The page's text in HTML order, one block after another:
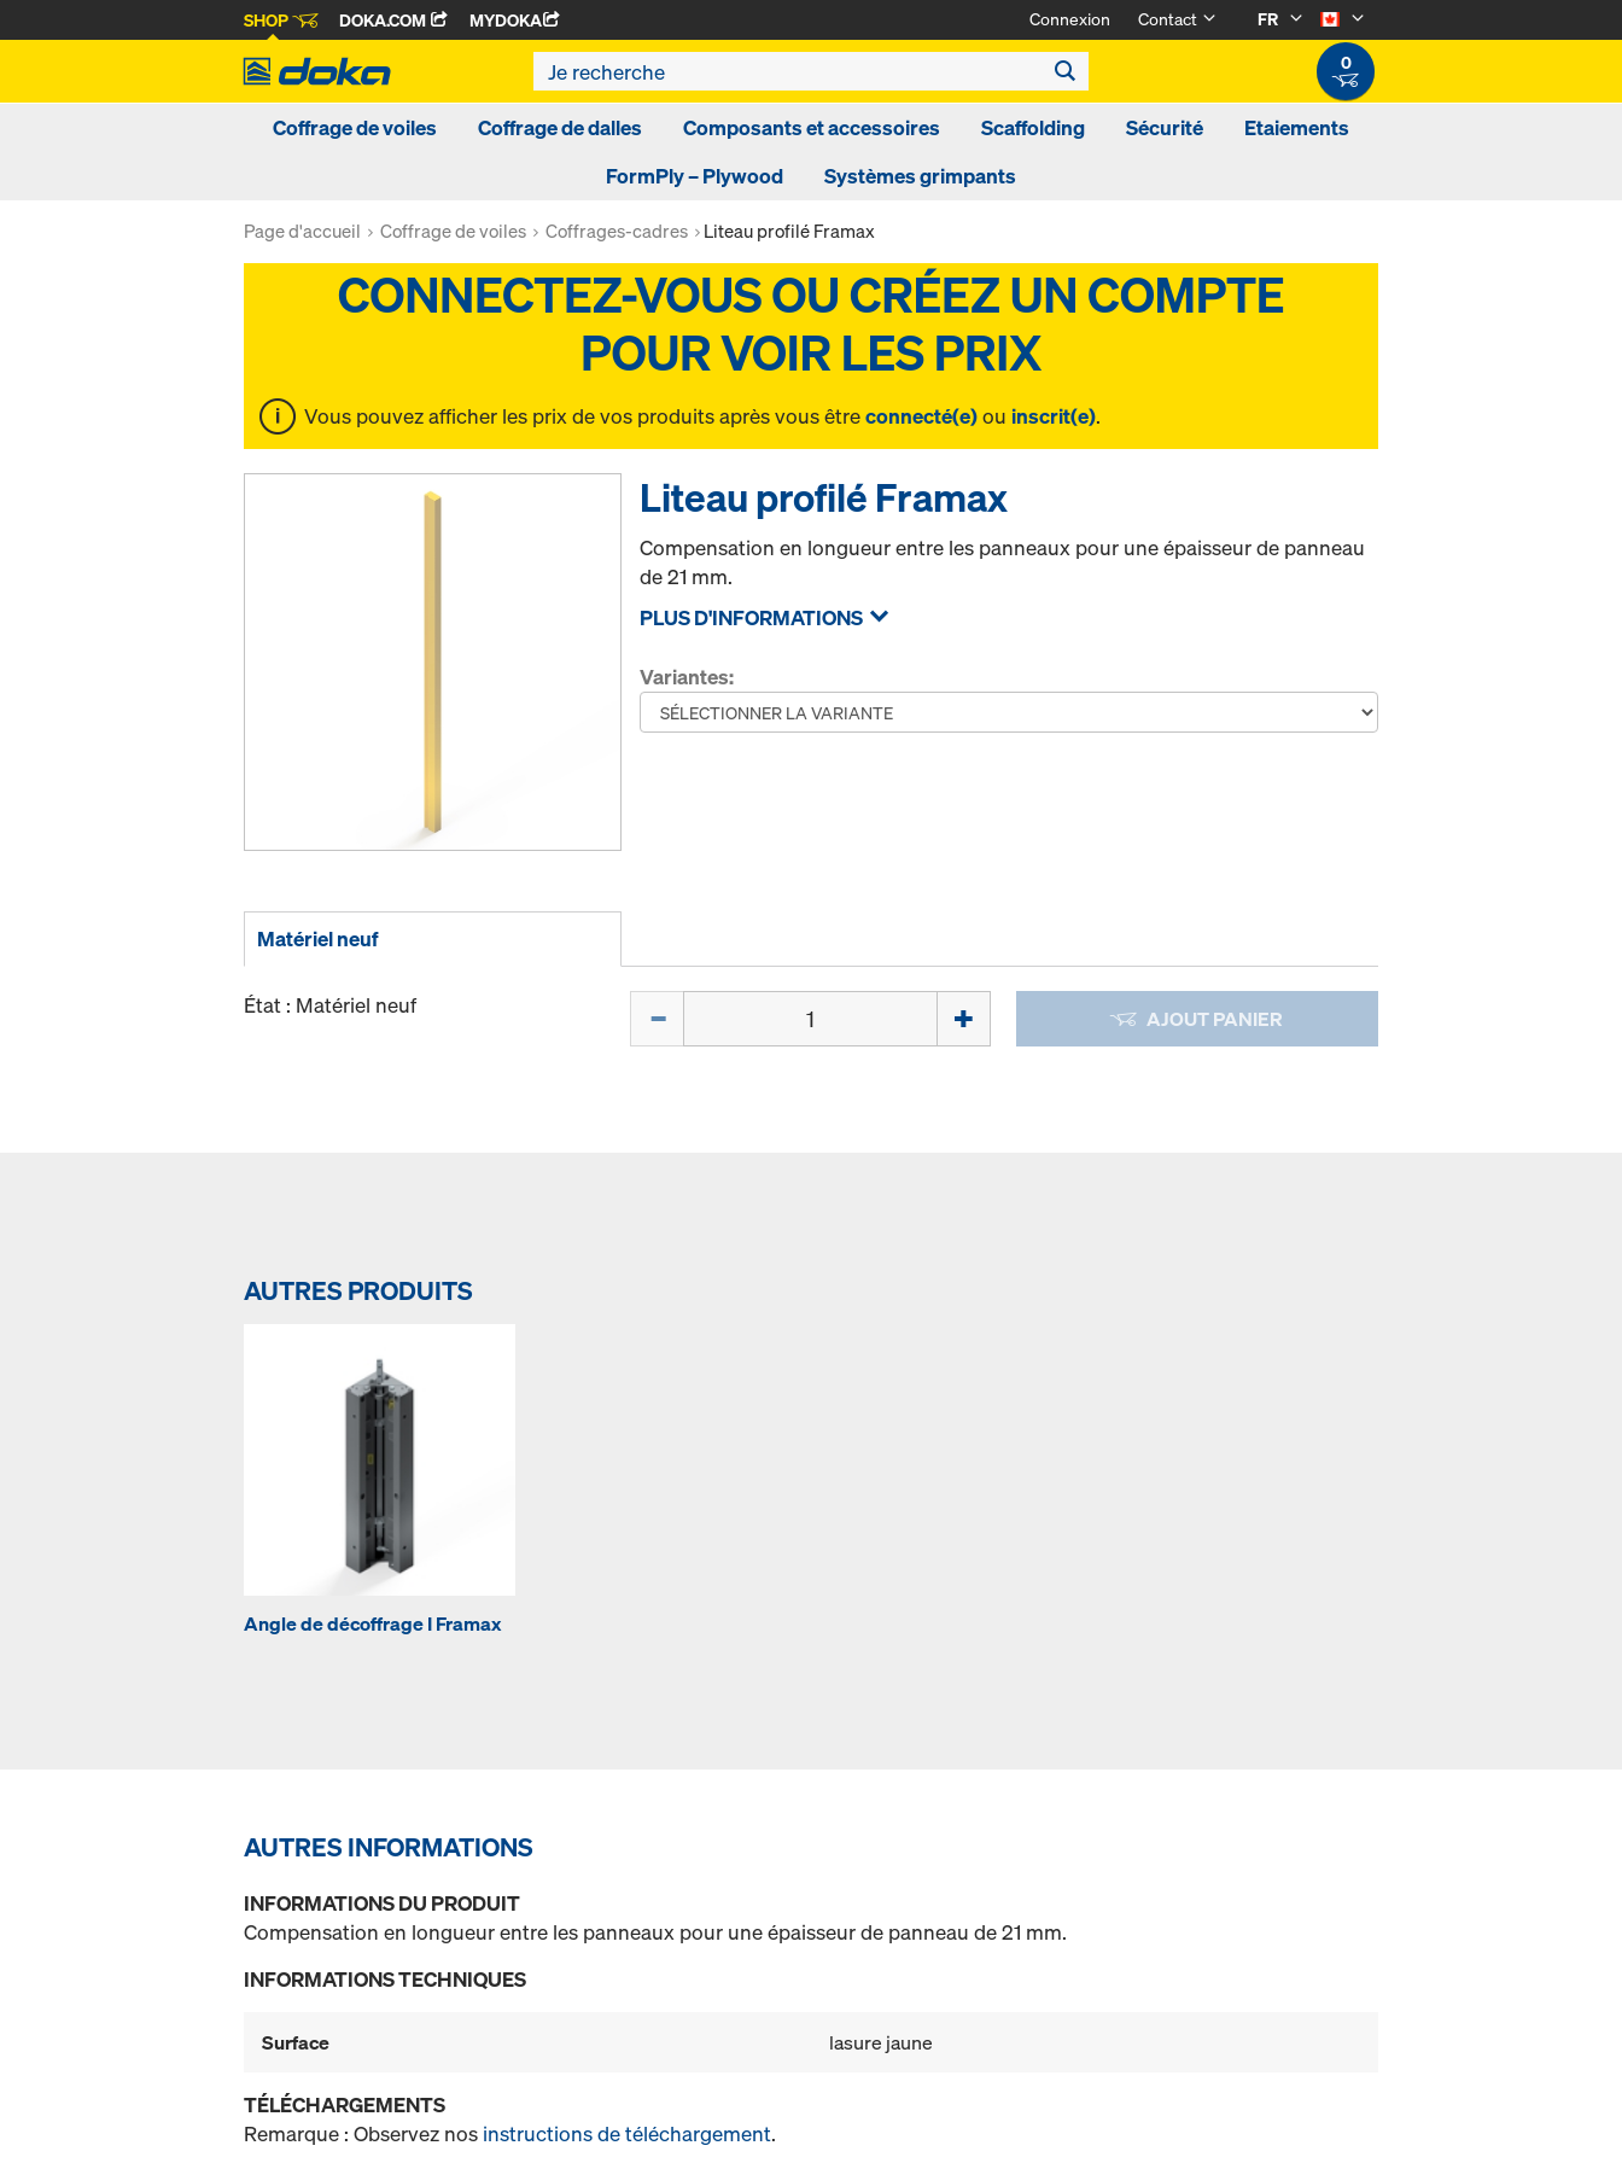
SHOP DOKA.COM MYDOKA Connexion Contact
FR
0
Coffrage de voiles Coffrage de dalles Composants et accessoires Scaffolding Sécurité
Etaiements
FormPly – Plywood
Systèmes grimpants
Page d'accueil Coffrage de voiles Coffrages-cadres Liteau profilé Framax
Vous pouvez afficher les prix de vos produits après vous êtreconnecté(e)ou inscrit(e).
Liteau profilé Framax
Compensation en longueur entre les panneaux pour une épaisseur de panneau
de 21 mm.
PLUS D'INFORMATIONS
Variantes:
Matériel neuf
État : Matériel neuf AJOUT PANIER
AUTRES PRODUITS
Angle de décoffrage I Framax
AUTRES INFORMATIONS
INFORMATIONS DU PRODUIT
Compensation en longueur entre les panneaux pour une épaisseur de panneau de 21 mm.
INFORMATIONS TECHNIQUES
Surface lasure jaune
TÉLÉCHARGEMENTS
Remarque : Observez nos instructions de téléchargement.